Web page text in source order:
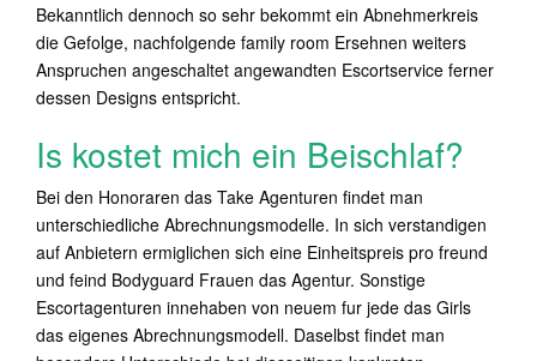
Bekanntlich dennoch so sehr bekommt ein Abnehmerkreis
die Gefolge, nachfolgende family room Ersehnen weiters
Anspruchen angeschaltet angewandten Escortservice ferner
dessen Designs entspricht.
Is kostet mich ein Beischlaf?
Bei den Honoraren das Take Agenturen findet man
unterschiedliche Abrechnungsmodelle. In sich verstandigen
auf Anbietern ermiglichen sich eine Einheitspreis pro freund
und feind Bodyguard Frauen das Agentur. Sonstige
Escortagenturen innehaben von neuem fur jede das Girls
das eigenes Abrechnungsmodell. Daselbst findet man